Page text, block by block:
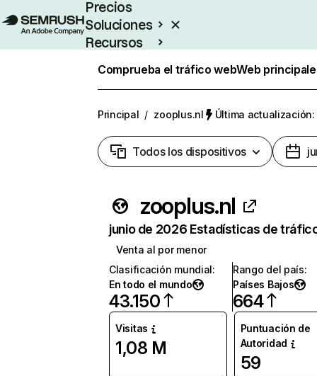
Precios
Soluciones
Recursos
Comprueba el tráfico webWeb
Principal / zooplus.nl Última
Todos los dispositivos
zooplus.nl
junio de 2026 Estadísticas de
Venta al por menor
Clasificación mundial:
En todo el mundo
43.150
Rango del país:
Países Bajos
664
Visitas
1,08 M
Puntuación de
Autoridad
59